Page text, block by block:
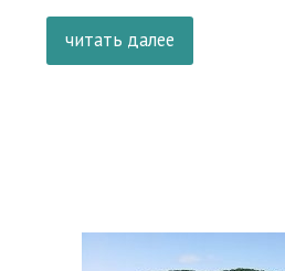
читать далее